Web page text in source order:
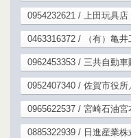
0954232621 / 上田玩具店
0463316372 / （有）亀井
0962453353 / 三共自動車
0952407340 / 佐賀市役
0965622537 / 宮崎石油
0885322939 / 日進産業株